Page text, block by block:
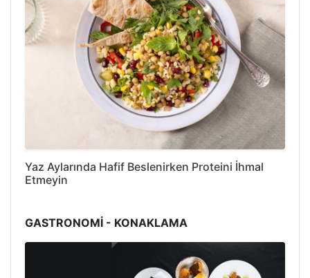
Yaz Aylarında Hafif Beslenirken Proteini İhmal
Etmeyin
GASTRONOMİ - KONAKLAMA